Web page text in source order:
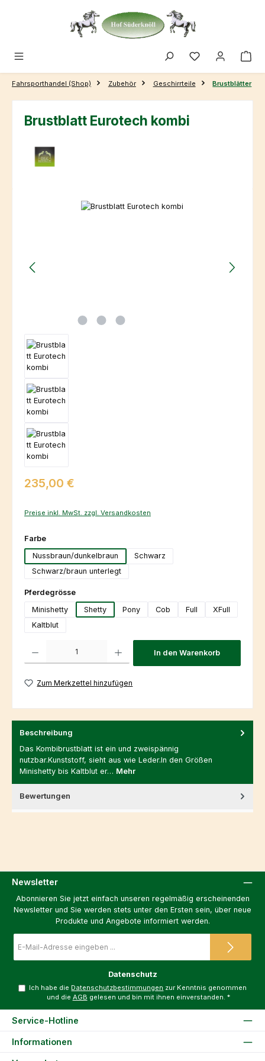
Zum Hauptinhalt springen
Fahrsporthandel (Shop) Zubehör Geschirrteile Brustblätter
Brustblatt Eurotech kombi
Bildergalerie überspringen
Regulärer Preis:
235,00 €
Preise inkl. MwSt. zzgl. Versandkosten
Farbeauswählen
Nussbraun/dunkelbraun
Schwarz
Schwarz/braun unterlegt
Pferdegrösseauswählen
Minishetty
Shetty Pony Cob Full
XFull
Kaltblut
In den Warenkorb
Zum Merkzettel hinzufügen
Beschreibung
Das Kombibrustblatt ist ein und zweispännig
nutzbar.Kunststoff, sieht aus wie Leder.In den Größen
Minishetty bis Kaltblut er… Mehr
Bewertungen
Newsletter
Abonnieren Sie jetzt einfach unseren regelmäßig erscheinenden
Newsletter und Sie werden stets unter den Ersten sein, über neue
Produkte und Angebote informiert werden.
Mail-
Adresse
Datenschutz
Ich habe die Datenschutzbestimmungen zur Kenntnis genommen
und die AGB gelesen und bin mit ihnen einverstanden. *
Service-Hotline
Informationen